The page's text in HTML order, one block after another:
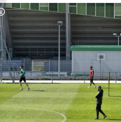
Untermenü
Untermenü
Untermenü
Untermenü
Untermenü
Copyright-Hinweis öffnen/schließen